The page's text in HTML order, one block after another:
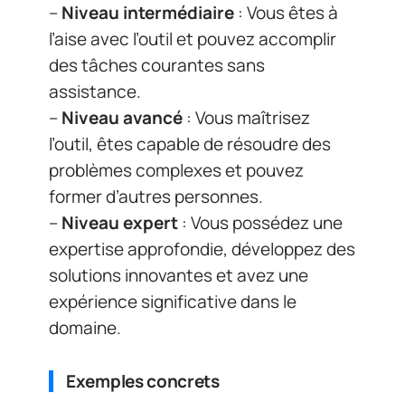
– Niveau intermédiaire : Vous êtes à
l’aise avec l’outil et pouvez accomplir
des tâches courantes sans
assistance.
– Niveau avancé : Vous maîtrisez
l’outil, êtes capable de résoudre des
problèmes complexes et pouvez
former d’autres personnes.
– Niveau expert : Vous possédez une
expertise approfondie, développez des
solutions innovantes et avez une
expérience significative dans le
domaine.
Exemples concrets